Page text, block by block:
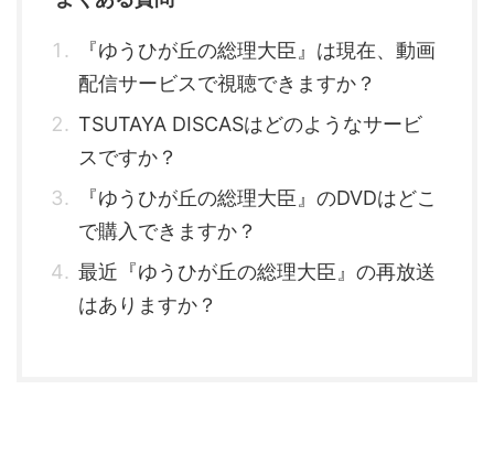
『ゆうひが丘の総理大臣』は現在、動画
配信サービスで視聴できますか？
TSUTAYA DISCASはどのようなサービ
スですか？
『ゆうひが丘の総理大臣』のDVDはどこ
で購入できますか？
最近『ゆうひが丘の総理大臣』の再放送
はありますか？